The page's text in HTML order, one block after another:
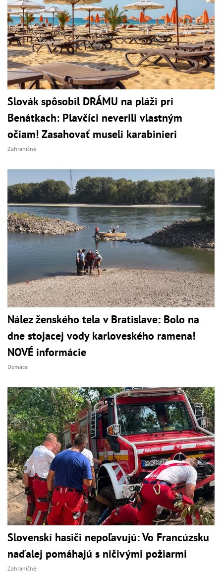
Slovák spôsobil DRÁMU na pláži pri
Benátkach: Plavčíci neverili vlastným
očiam! Zasahovať museli karabinieri
Zahraničné
Nález ženského tela v Bratislave: Bolo na
dne stojacej vody karloveského ramena!
NOVÉ informácie
Domáce
Slovenskí hasiči nepoľavujú: Vo Francúzsku
naďalej pomáhajú s ničivými požiarmi
Zahraničné